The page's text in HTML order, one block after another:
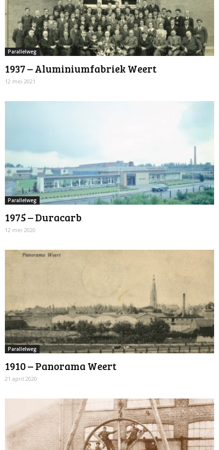
Parallelweg
1937 – Aluminiumfabriek Weert
12 mei 2021
Parallelweg
1975 – Duracarb
12 mei 2020
Parallelweg
1910 – Panorama Weert
21 april 2020